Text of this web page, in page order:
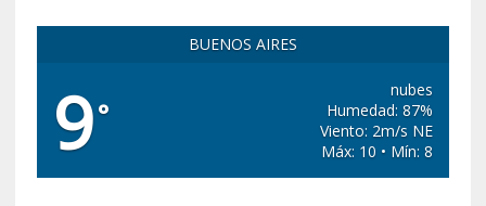
BUENOS AIRES
9°
nubes
Humedad: 87%
Viento: 2m/s NE
Máx: 10 • Mín: 8